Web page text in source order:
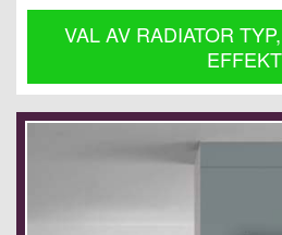
VAL AV RADIATOR
EFFEKT